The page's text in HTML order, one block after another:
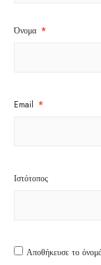
Όνομα *
Email *
Ιστότοπος
Αποθήκευσε το